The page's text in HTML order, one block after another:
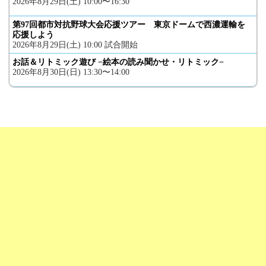
第97回都市対抗野球大会応援ツアー 東京ドームで西濃運輸を
応援しよう
2026年8月29日(土) 10:00 試合開始
お話＆リトミック遊び −絵本の読み聞かせ・リトミック−
2026年8月30日(日) 13:30〜14:00